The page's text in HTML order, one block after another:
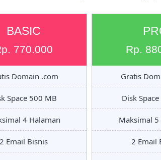
BASIC
770.000
Domain .com
Space 500 MB
4 Halaman
2 Email Bisnis
Rp.
Gratis
Disk
Maksimal 5
2 Email